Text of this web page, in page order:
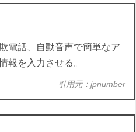
電話、自動音声で簡単なア
報を入力させる。
引用元：jpnumber